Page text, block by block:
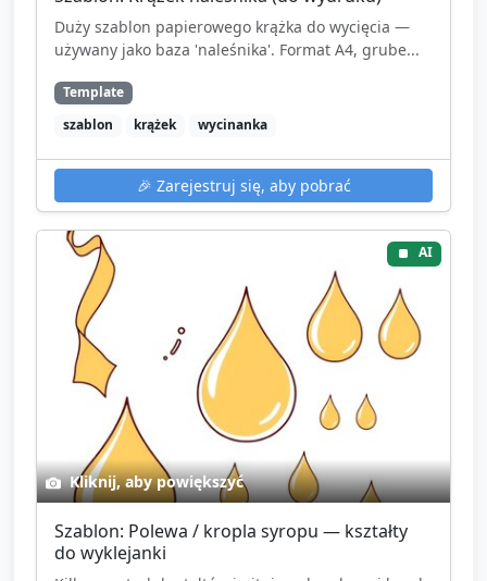
Duży szablon papierowego krążka do wycięcia —
używany jako baza 'naleśnika'. Format A4, grube...
Template
szablon
krążek wycinanka
🎉 Zarejestruj się, aby pobrać
AI
Kliknij, aby powiększyć
Szablon: Polewa / kropla syropu — kształty
do wyklejanki